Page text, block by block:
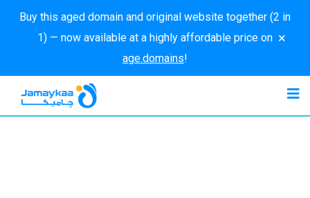
Buy this aged domain and original website together (2 in
1) — now available at a highly affordable price on
age.domains!
×